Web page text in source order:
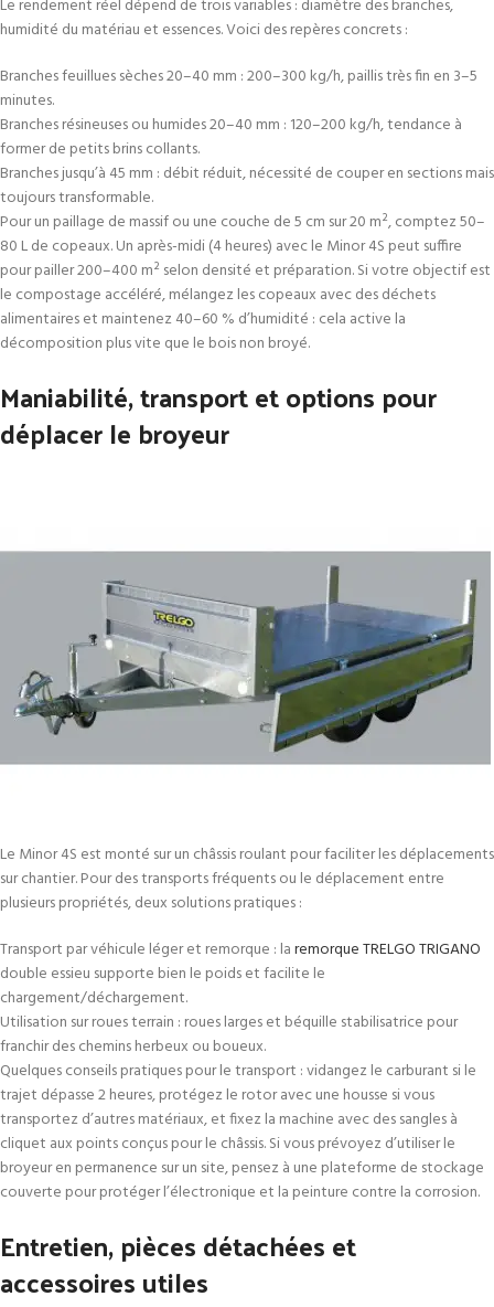
Le rendement réel dépend de trois variables : diamètre des branches,
humidité du matériau et essences. Voici des repères concrets :
Branches feuillues sèches 20–40 mm : 200–300 kg/h, paillis très fin en 3–5
minutes.
Branches résineuses ou humides 20–40 mm : 120–200 kg/h, tendance à
former de petits brins collants.
Branches jusqu’à 45 mm : débit réduit, nécessité de couper en sections mais
toujours transformable.
Pour un paillage de massif ou une couche de 5 cm sur 20 m², comptez 50–
80 L de copeaux. Un après-midi (4 heures) avec le Minor 4S peut suffire
pour pailler 200–400 m² selon densité et préparation. Si votre objectif est
le compostage accéléré, mélangez les copeaux avec des déchets
alimentaires et maintenez 40–60 % d’humidité : cela active la
décomposition plus vite que le bois non broyé.
Maniabilité, transport et options pour
déplacer le broyeur
Le Minor 4S est monté sur un châssis roulant pour faciliter les déplacements
sur chantier. Pour des transports fréquents ou le déplacement entre
plusieurs propriétés, deux solutions pratiques :
Transport par véhicule léger et remorque : laremorque TRELGO TRIGANO
double essieu supporte bien le poids et facilite le
chargement/déchargement.
Utilisation sur roues terrain : roues larges et béquille stabilisatrice pour
franchir des chemins herbeux ou boueux.
Quelques conseils pratiques pour le transport : vidangez le carburant si le
trajet dépasse 2 heures, protégez le rotor avec une housse si vous
transportez d’autres matériaux, et fixez la machine avec des sangles à
cliquet aux points conçus pour le châssis. Si vous prévoyez d’utiliser le
broyeur en permanence sur un site, pensez à une plateforme de stockage
couverte pour protéger l’électronique et la peinture contre la corrosion.
Entretien, pièces détachées et
accessoires utiles